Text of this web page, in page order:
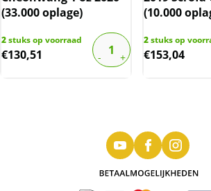
(33.000 oplage)
2stuks op voorraad
€130,51
(10.000
2stuks op
€153,04